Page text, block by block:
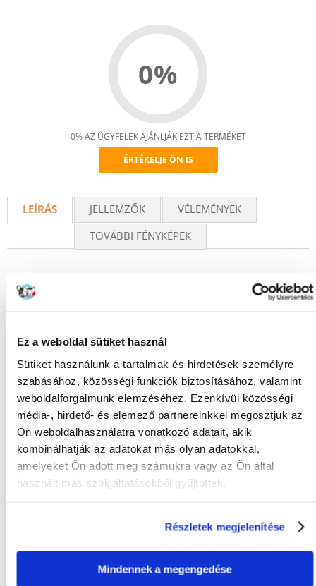
Ez a weboldal sütiket használ
Sütiket használunk a tartalmak és hirdetések személyre
szabásához, közösségi funkciók biztosításához, valamint
weboldalforgalmunk elemzéséhez. Ezenkívül közösségi
média-, hirdető- és elemező partnereinkkel megosztjuk az
Ön weboldalhasználatra vonatkozó adatait, akik
kombinálhatják az adatokat más olyan adatokkal,
amelyeket Ön adott meg számukra vagy az Ön által
használt más szolgáltatásokból gyűjtöttek.
Részletek megjelenítése
Mindennek a megengedése
0%
Recommend
0% AZ ÜGYFELEK AJÁNLJÁK EZT A TERMÉKET
ÉRTÉKELJE ÖN IS
LEÍRÁS JELLEMZŐK
VÉLEMÉNYEK
TOVÁBBI FÉNYKÉPEK
Gyakori Kérdések (GYIK)
FAJTA: Eledel
Tulajdonságok
0.5
ELŐNYÖK:
Vitamin ellátás